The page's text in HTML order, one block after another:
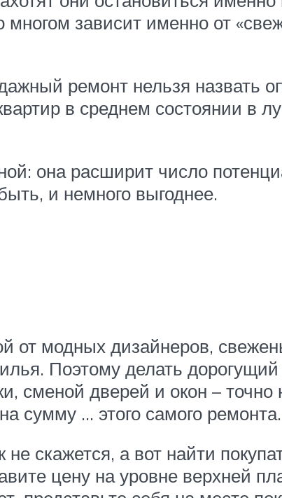
зависит именно от
ремонт нельзя назвать
в среднем состоянии в
она расширит число
и немного выгоднее.
от модных дизайнеров,
Поэтому делать
сменой дверей и окон – точно
сумму … этого самого ремонта.
скажется, а вот найти
цену на уровне верхней